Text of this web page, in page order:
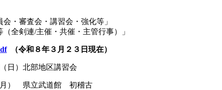
・審査会・講習会・強化等」
習会等（全剣連/主催・共催・主管行事）」
（令和８年３月２３日現在）
日）北部地区講習会
立武道館 初稽古